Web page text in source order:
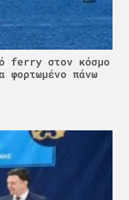
ferry στον κόσμο
φορτωμένο πάνω